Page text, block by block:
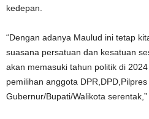
kedepan.
“Dengan adanya Maulud ini tetap
suasana persatuan dan kesatuan
akan memasuki tahun politik di
pemilihan anggota
Gubernur/Bupati/Walikota serentak,”